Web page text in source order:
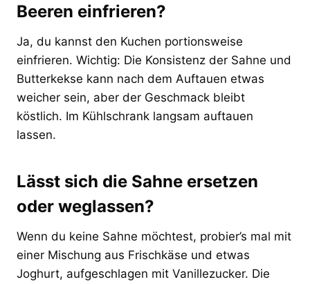
Beeren einfrieren?
Ja, du kannst den Kuchen portionsweise
einfrieren. Wichtig: Die Konsistenz der Sahne und
Butterkekse kann nach dem Auftauen etwas
weicher sein, aber der Geschmack bleibt
köstlich. Im Kühlschrank langsam auftauen
lassen.
Lässt sich die Sahne ersetzen
oder weglassen?
Wenn du keine Sahne möchtest, probier’s mal mit
einer Mischung aus Frischkäse und etwas
Joghurt, aufgeschlagen mit Vanillezucker. Die